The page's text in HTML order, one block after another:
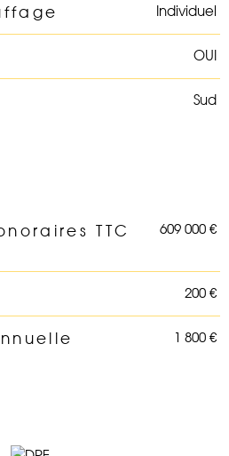
Individuel
OUI
Sud
TTC
609 000 €
200 €
1 800 €